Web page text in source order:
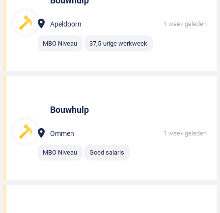
Apeldoorn 1 week geleden
MBO Niveau 37,5-urige werkweek
Bouwhulp
Ommen 1 week geleden
MBO Niveau Goed salaris